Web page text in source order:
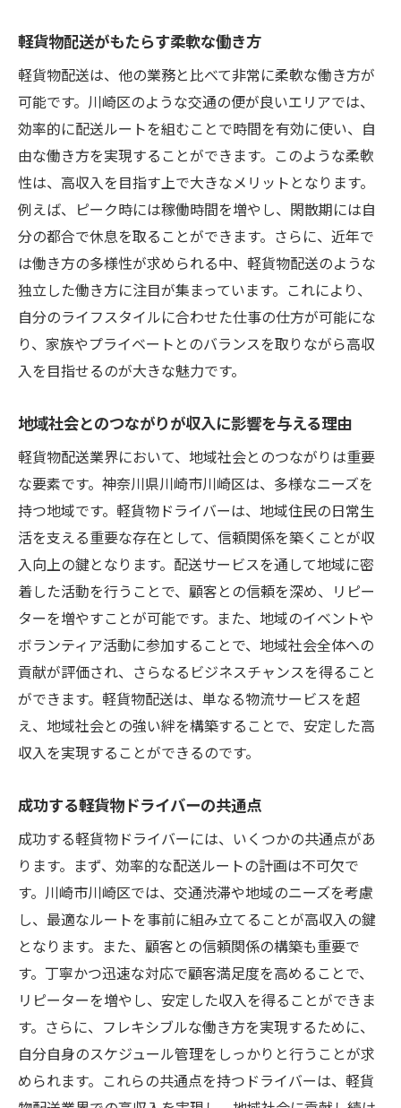
道路状況に応じた配送計画の立て方
川崎区内の混雑を避けるルート選定
交通情報が配送効率に与える影響
リアルタイム情報でトラブルを防ぐ
軽貨物配送で高収入を目指すための顧客コミュ
ニケーション
顧客との信頼関係を築くための基本
リピート依頼を増やすコミュニケーション
術
顧客ニーズの把握と対応力の強化
トラブル時の迅速な対応とフォローアップ
顧客満足度が収入に与える影響
川崎区で軽貨物配送を始める前に知っておきた
いこと
川崎区の軽貨物配送市場の現状
法令遵守と必要な手続き
業務をスムーズに始めるための準備
競合分析と差別化のポイント
川崎区での配送ニーズの特徴
成功するための初めの一歩
軽貨物配送がもたらす柔軟な働き方
軽貨物配送は、他の業務と比べて非常に柔軟な働き方が
可能です。川崎区のような交通の便が良いエリアでは、
効率的に配送ルートを組むことで時間を有効に使い、自
由な働き方を実現することができます。このような柔軟
性は、高収入を目指す上で大きなメリットとなります。
例えば、ピーク時には稼働時間を増やし、閑散期には自
分の都合で休息を取ることができます。さらに、近年で
は働き方の多様性が求められる中、軽貨物配送のような
独立した働き方に注目が集まっています。これにより、
自分のライフスタイルに合わせた仕事の仕方が可能にな
り、家族やプライベートとのバランスを取りながら高収
入を目指せるのが大きな魅力です。
地域社会とのつながりが収入に影響を与える理由
軽貨物配送業界において、地域社会とのつながりは重要
な要素です。神奈川県川崎市川崎区は、多様なニーズを
持つ地域です。軽貨物ドライバーは、地域住民の日常生
活を支える重要な存在として、信頼関係を築くことが収
入向上の鍵となります。配送サービスを通して地域に密
着した活動を行うことで、顧客との信頼を深め、リピー
ターを増やすことが可能です。また、地域のイベントや
ボランティア活動に参加することで、地域社会全体への
貢献が評価され、さらなるビジネスチャンスを得ること
ができます。軽貨物配送は、単なる物流サービスを超
え、地域社会との強い絆を構築することで、安定した高
収入を実現することができるのです。
成功する軽貨物ドライバーの共通点
成功する軽貨物ドライバーには、いくつかの共通点があ
ります。まず、効率的な配送ルートの計画は不可欠で
す。川崎市川崎区では、交通渋滞や地域のニーズを考慮
し、最適なルートを事前に組み立てることが高収入の鍵
となります。また、顧客との信頼関係の構築も重要で
す。丁寧かつ迅速な対応で顧客満足度を高めることで、
リピーターを増やし、安定した収入を得ることができま
す。さらに、フレキシブルな働き方を実現するために、
自分自身のスケジュール管理をしっかりと行うことが求
められます。これらの共通点を持つドライバーは、軽貨